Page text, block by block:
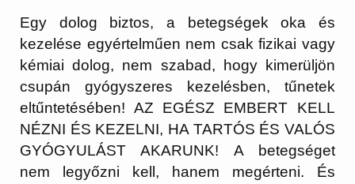
Egy dolog biztos, a betegségek oka és
kezelése egyértelműen nem csak fizikai vagy
kémiai dolog, nem szabad, hogy kimerüljön
csupán gyógyszeres kezelésben, tűnetek
eltűntetésében! AZ EGÉSZ EMBERT KELL
NÉZNI ÉS KEZELNI, HA TARTÓS ÉS VALÓS
GYÓGYULÁST AKARUNK! A betegséget
nem legyőzni kell, hanem megérteni. És